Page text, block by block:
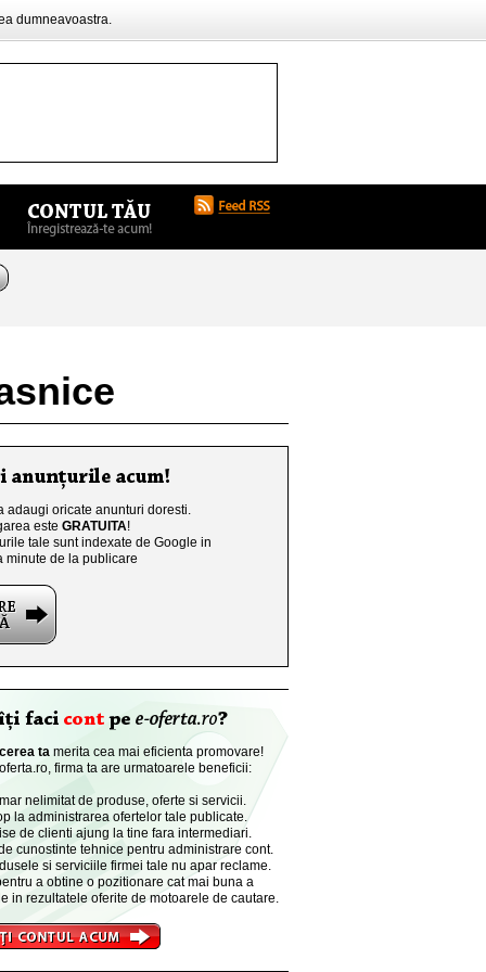
dumneavoastra.
adaugi oricate anunturi doresti.
este GRATUITA!
tale sunt indexate de Google in
minute de la publicare
ta merita cea mai eficienta promovare!
firma ta are urmatoarele beneficii:
nelimitat de produse, oferte si servicii.
la administrarea ofertelor tale publicate.
de clienti ajung la tine fara intermediari.
cunostinte tehnice pentru administrare cont.
si serviciile firmei tale nu apar reclame.
a obtine o pozitionare cat mai buna a
in rezultatele oferite de motoarele de cautare.